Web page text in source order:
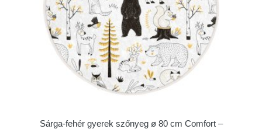
Sárga-fehér gyerek szőnyeg ø 80 cm Comfort –